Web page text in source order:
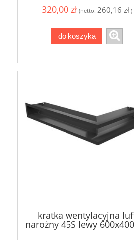
320,00 zł (netto: 260,16 zł )
do koszyka
kratka wentylacyjna
narożny 45S lewy
- kolor czarny